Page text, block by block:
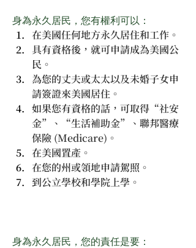
身為永久居民，您有權利可以：
在美國任何地方永久居住和工作。
具有資格後，就可申請成為美國公
民。
為您的丈夫或太太以及未婚子女申
請簽證來美國居住。
如果您有資格的話，可取得“社安
金”、“生活補助金”、聯邦醫療
保險 (Medicare)。
在美國置產。
在您的州或領地申請駕照。
到公立學校和學院上學。
身為永久居民，您的責任是要：